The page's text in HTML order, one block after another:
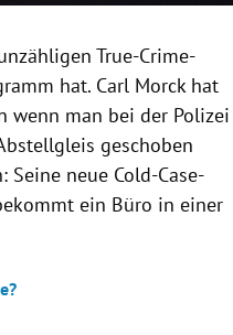
True-Crime-
hat. Carl Morck hat
wenn man bei der Polizei
geschoben
Seine neue Cold-Case-
ein Büro in einer